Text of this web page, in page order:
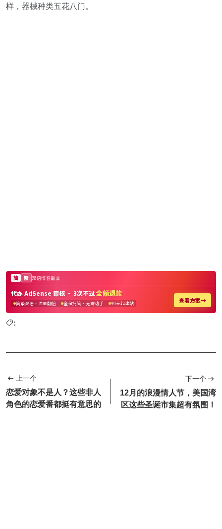
样，器械种类五花八门。
:
上一个
恋爱对象不是人？这些非人
角色的恋爱番都挺有意思的
下一个
12月的浪漫情人节，美国湾
区这些圣诞市集超有氛围！